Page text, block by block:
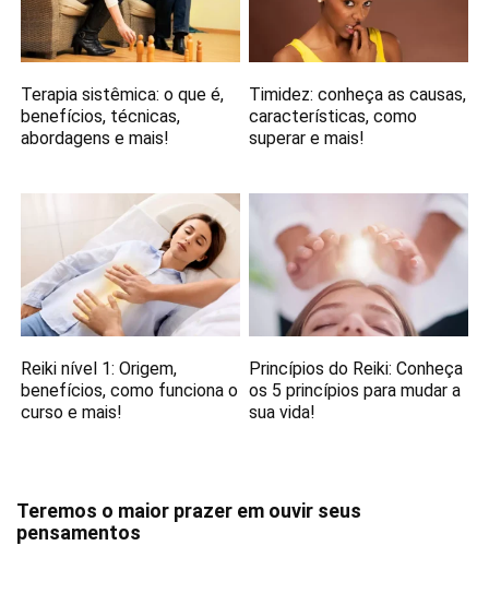
Terapia sistêmica: o que é,
benefícios, técnicas,
abordagens e mais!
Timidez: conheça as causas,
características, como
superar e mais!
Reiki nível 1: Origem,
benefícios, como funciona o
curso e mais!
Princípios do Reiki: Conheça
os 5 princípios para mudar a
sua vida!
Teremos o maior prazer em ouvir seus
pensamentos